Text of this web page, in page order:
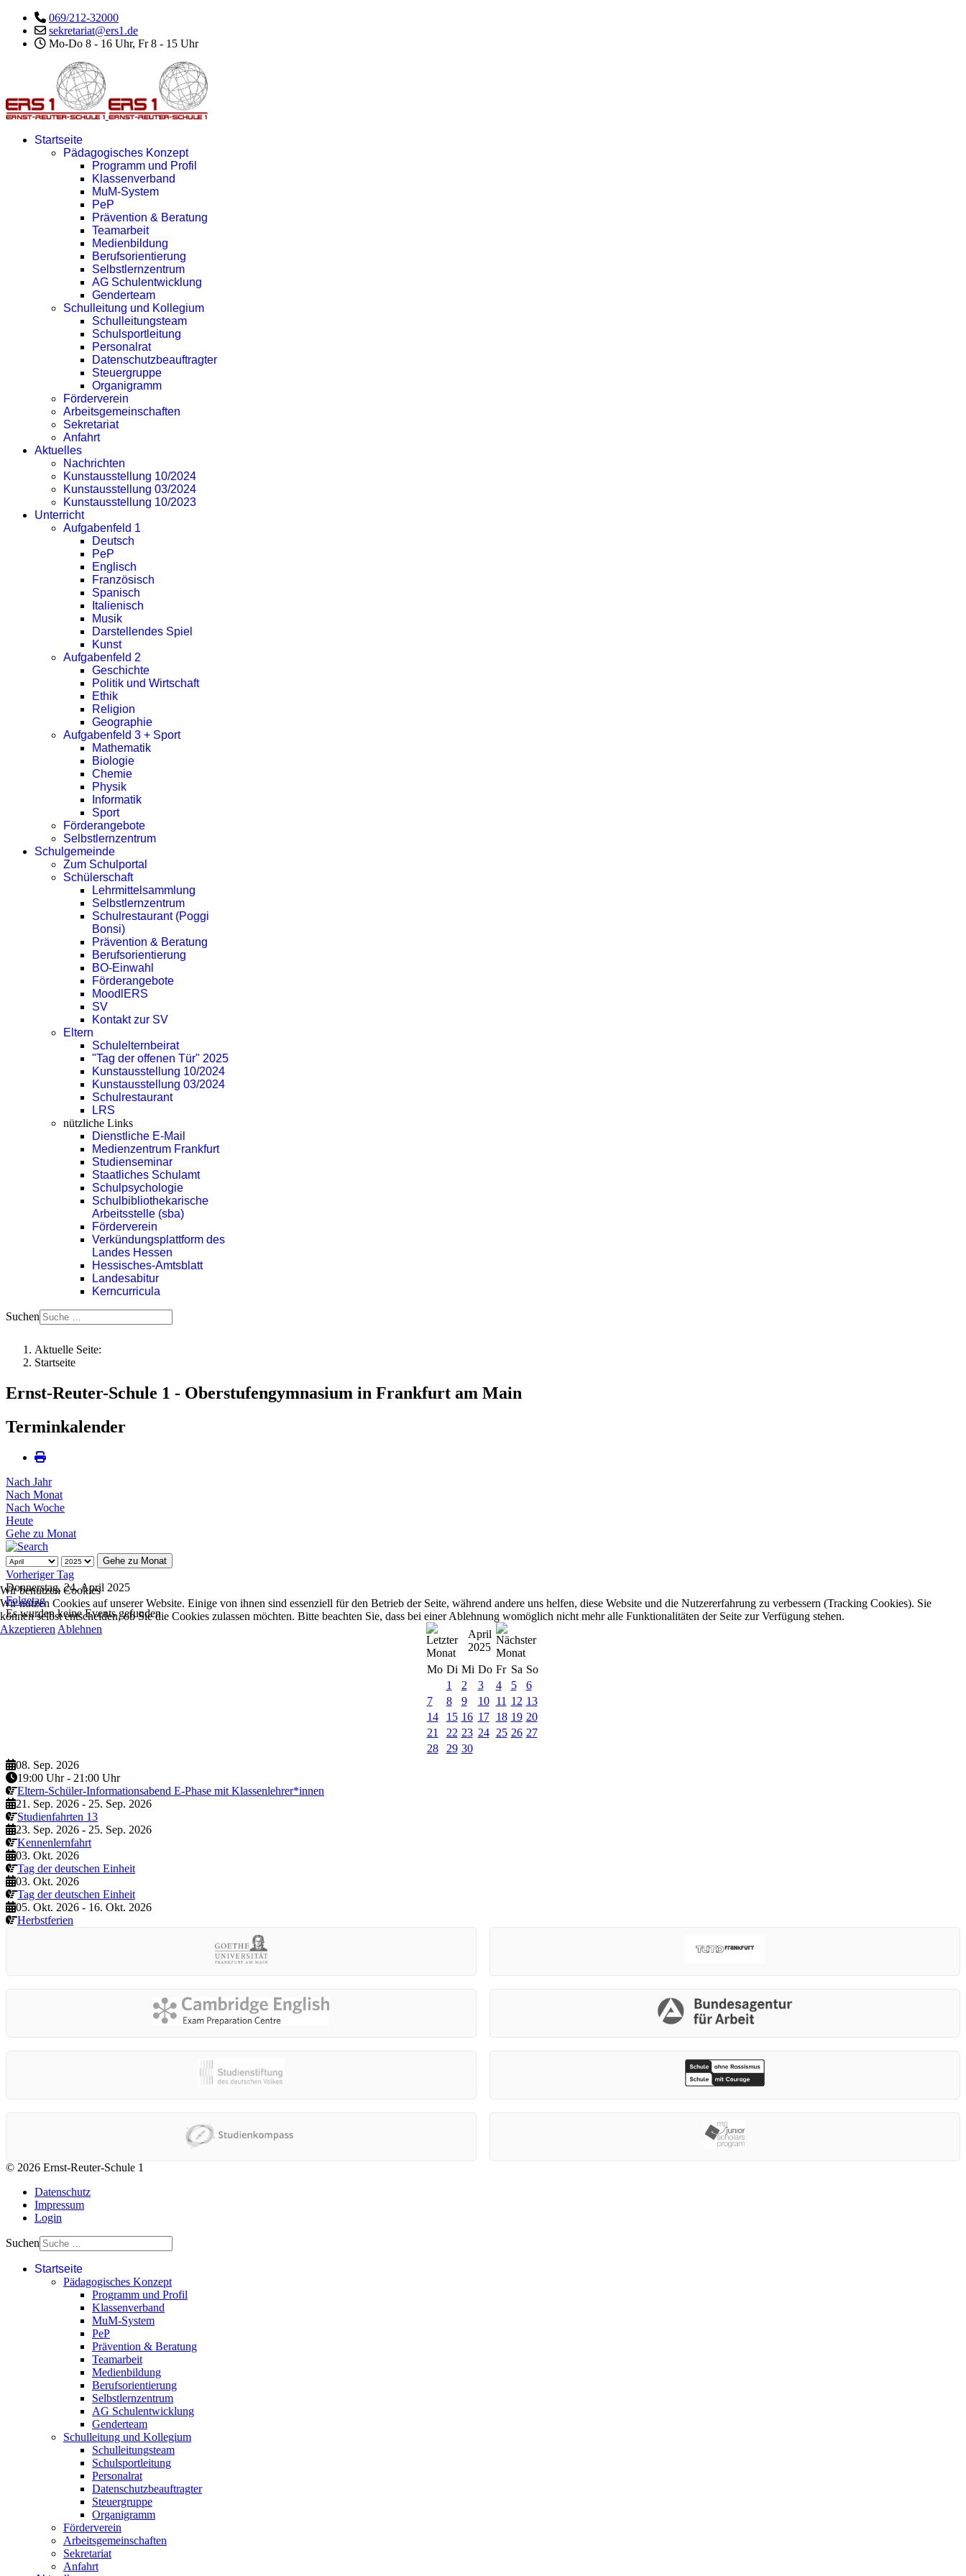
069/212-32000
sekretariat@ers1.de
Mo-Do 8 - 16 Uhr, Fr 8 - 15 Uhr
Startseite
Pädagogisches Konzept
Programm und Profil
Klassenverband
MuM-System
PeP
Prävention & Beratung
Teamarbeit
Medienbildung
Berufsorientierung
Selbstlernzentrum
AG Schulentwicklung
Genderteam
Schulleitung und Kollegium
Schulleitungsteam
Schulsportleitung
Personalrat
Datenschutzbeauftragter
Steuergruppe
Organigramm
Förderverein
Arbeitsgemeinschaften
Sekretariat
Anfahrt
Aktuelles
Nachrichten
Kunstausstellung 10/2024
Kunstausstellung 03/2024
Kunstausstellung 10/2023
Unterricht
Aufgabenfeld 1
Deutsch
PeP
Englisch
Französisch
Spanisch
Italienisch
Musik
Darstellendes Spiel
Kunst
Aufgabenfeld 2
Geschichte
Politik und Wirtschaft
Ethik
Religion
Geographie
Aufgabenfeld 3 + Sport
Mathematik
Biologie
Chemie
Physik
Informatik
Sport
Förderangebote
Selbstlernzentrum
Schulgemeinde
Zum Schulportal
Schülerschaft
Lehrmittelsammlung
Selbstlernzentrum
Schulrestaurant (Poggi
Bonsi)
Prävention & Beratung
Berufsorientierung
BO-Einwahl
Förderangebote
MoodlERS
SV
Kontakt zur SV
Eltern
Schulelternbeirat
"Tag der offenen Tür" 2025
Kunstausstellung 10/2024
Kunstausstellung 03/2024
Schulrestaurant
LRS
nützliche Links
Dienstliche E-Mail
Medienzentrum Frankfurt
Studienseminar
Staatliches Schulamt
Schulpsychologie
Schulbibliothekarische
Arbeitsstelle (sba)
Förderverein
Verkündungsplattform des
Landes Hessen
Hessisches-Amtsblatt
Landesabitur
Kerncurricula
Suchen
Aktuelle Seite:
Startseite
Ernst-Reuter-Schule 1 - Oberstufengymnasium in Frankfurt am Main
Terminkalender
Nach Jahr
Nach Monat
Nach Woche
Heute
Gehe zu Monat
Gehe zu Monat
Vorheriger Tag
Donnerstag, 24. April 2025
Folgetag
Es wurden keine Events gefunden
April
2025
Mo Di Mi Do Fr Sa So
1
2 3 4 5
6
7
8 9 10 11 12 13
14
15 16 17 18 19 20
21
22 23 24 25 26 27
28
29 30
08. Sep. 2026
19:00 Uhr- 21:00 Uhr
Eltern-Schüler-Informationsabend E-Phase mit Klassenlehrer*innen
21. Sep. 2026 - 25. Sep. 2026
Studienfahrten 13
23. Sep. 2026 - 25. Sep. 2026
Kennenlernfahrt
03. Okt. 2026
Tag der deutschen Einheit
03. Okt. 2026
Tag der deutschen Einheit
05. Okt. 2026 - 16. Okt. 2026
Herbstferien
© 2026 Ernst-Reuter-Schule 1
Datenschutz
Impressum
Login
Suchen
Startseite
Pädagogisches Konzept
Programm und Profil
Klassenverband
MuM-System
PeP
Prävention & Beratung
Teamarbeit
Medienbildung
Berufsorientierung
Selbstlernzentrum
AG Schulentwicklung
Genderteam
Schulleitung und Kollegium
Schulleitungsteam
Schulsportleitung
Personalrat
Datenschutzbeauftragter
Steuergruppe
Organigramm
Förderverein
Arbeitsgemeinschaften
Sekretariat
Anfahrt
Wir benutzen Cookies
Wir nutzen Cookies auf unserer Website. Einige von ihnen sind essenziell für den Betrieb der Seite, während andere uns helfen, diese Website und die Nutzererfahrung zu verbessern (Tracking Cookies). Sie
können selbst entscheiden, ob Sie die Cookies zulassen möchten. Bitte beachten Sie, dass bei einer Ablehnung womöglich nicht mehr alle Funktionalitäten der Seite zur Verfügung stehen.
Akzeptieren Ablehnen